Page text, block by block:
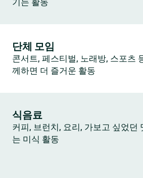
기는 활동
단체 모임
콘서트, 페스티벌, 노래방, 스포츠
께하면 더 즐거운 활동
식음료
커피, 브런치, 요리, 가보고 싶었던
는 미식 활동